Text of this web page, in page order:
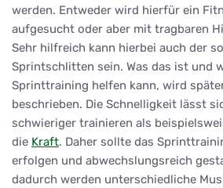
werden. Entweder wird hierfür ein
aufgesucht oder aber mit tragbaren
Sehr hilfreich kann hierbei auch der
Sprintschlitten sein. Was das ist und
Sprinttraining helfen kann, wird
beschrieben. Die Schnelligkeit lässt
schwieriger trainieren als
die Kraft. Daher sollte das
erfolgen und abwechslungsreich
dadurch werden unterschiedliche